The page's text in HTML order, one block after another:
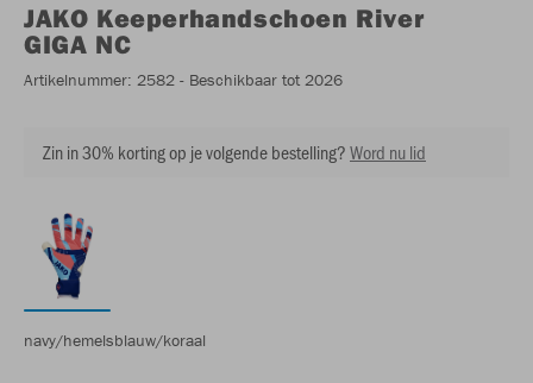
JAKO Keeperhandschoen River
GIGA NC
Artikelnummer: 2582 - Beschikbaar tot 2026
Zin in 30% korting op je volgende bestelling?Word nu lid
navy/hemelsblauw/koraal